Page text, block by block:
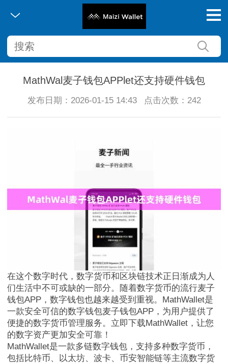
MathWal麦子钱包APPlet还支持硬件钱包
发布日期：2026-01-15 14:43 点击次数：242
在这个数字时代，数字货币和区块链技术正日渐成为人
们生活中不可或缺的一部分。随着数字货币的流行麦子
钱包APP，数字钱包也越来越受到重视。MathWallet是
一款安全可信的数字钱包麦子钱包APP，为用户提供了
便捷的数字货币管理服务。立即下载MathWallet，让您
的数字资产更加安全可靠！
MathWallet是一款多链数字钱包，支持多种数字货币，
包括比特币、以太坊、波卡、币安智能链等主流数字货